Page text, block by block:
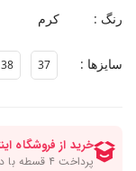
رنگ : کرم
سایزها : 37
38